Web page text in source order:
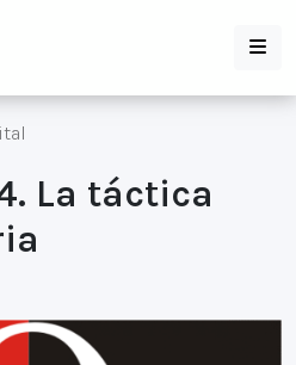
La táctica